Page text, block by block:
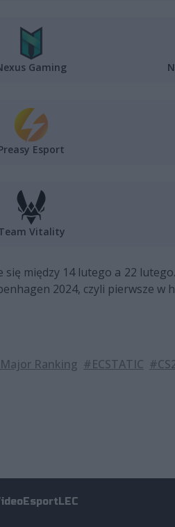
Gaming
Esport
Vitality
między 14 lutego a 22
2024, czyli pierwsze
Ranking #ECSTATIC
EsportLEC